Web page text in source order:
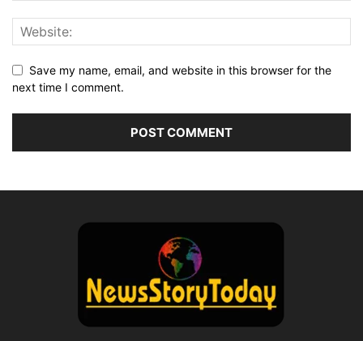
Save my name, email, and website in this browser for the
next time I comment.